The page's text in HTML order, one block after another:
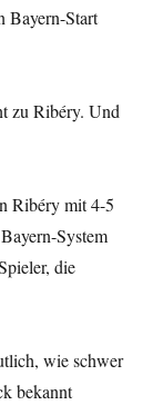
Bayern-Start
zu Ribéry. Und
Ribéry mit 4-5
System
die
wie schwer
bekannt